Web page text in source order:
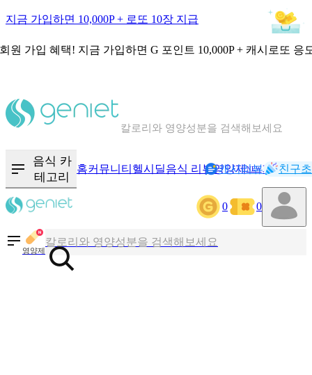
지금 가입하면 10,000P + 로또 10장 지급
원 가입 혜택! 지금 가입하면 G 포인트 10,000P + 캐시로또 응
칼로리와 영양성분을 검색해보세요
음식 카
테고리
홈커뮤니티 헬시딜음식 리뷰영양제NEW기록
캐시리뷰 친구
0 0
영양제
칼로리와 영양성분을 검색해보세요
혈당 · 다이어트 음식 검색해보세요